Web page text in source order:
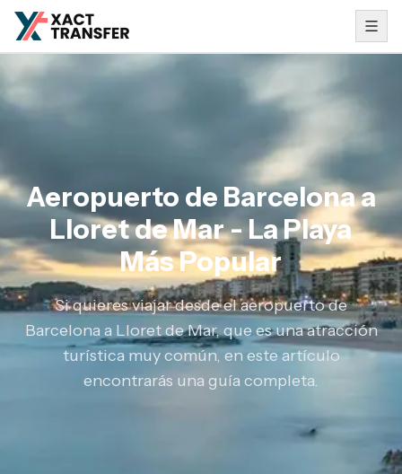
Aeropuerto de Barcelona a
Lloret de Mar - La Playa
Más Popular
Si quieres viajar desde el aeropuerto de
Barcelona a Lloret de Mar, que es una atracción
turística muy común, en este artículo
encontrarás una guía completa.